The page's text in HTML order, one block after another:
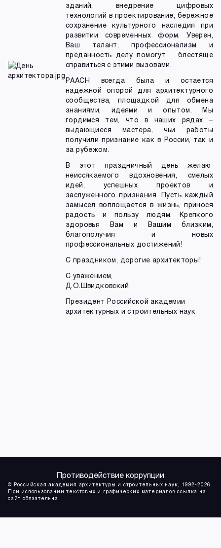
зданий, внедрение цифровых
технологий в проектирование, бережное
сохранение культурного наследия при
развитии современных форм. Уверен,
Ваш талант, профессионализм и
преданность делу помогут блестяще
справиться с этими вызовами.
РААСН всегда была и остается
надежной опорой для архитектурного
сообщества, площадкой для обмена
знаниями, идеями и опытом. Мы
гордимся тем, что в наших рядах –
выдающиеся мастера, чьи работы
получили признание как в России, так и
за рубежом.
В этот праздничный день желаю
неиссякаемого вдохновения, смелых
идей, успешных проектов и
заслуженного признания. Пусть каждый
замысел воплощается в жизнь, принося
радость и пользу людям. Крепкого
здоровья Вам и Вашим близким,
благополучия и новых
профессиональных достижений!
С праздником, дорогие архитекторы!
С уважением,
Д.О.Швидковский
Президент Российской академии
архитектурных и строительных наук
© Российская академия архитектуры и строительных наук, 1992-2026
При использовании текстовых и графических материалов ссылка на
сайт обязательна
Противодействие коррупции